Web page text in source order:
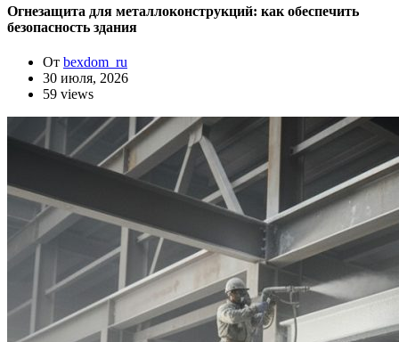
Огнезащита для металлоконструкций: как обеспечить
безопасность здания
От bexdom_ru
30 июля, 2026
59 views